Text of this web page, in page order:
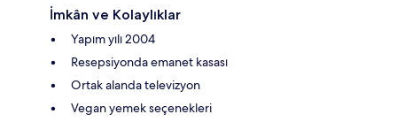
İmkân ve Kolaylıklar
Yapım yılı 2004
Resepsiyonda emanet kasası
Ortak alanda televizyon
Vegan yemek seçenekleri